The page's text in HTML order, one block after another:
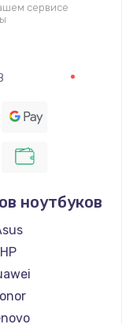
сервисе
ноутбуков